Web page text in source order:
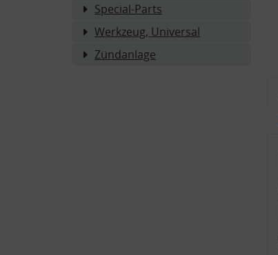
Special-Parts
Werkzeug, Universal
Zündanlage